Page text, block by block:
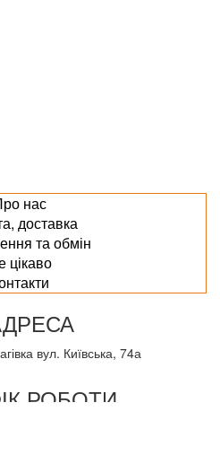
нас
доставка
та обмін
цікаво
вул. Київська, 74а
РОБОТИ